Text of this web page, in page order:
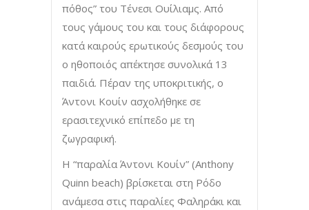
πόθος” του Τένεσι Ουίλιαμς. Από
τους γάμους του και τους διάφορους
κατά καιρούς ερωτικούς δεσμούς του
ο ηθοποιός απέκτησε συνολικά 13
παιδιά. Πέραν της υποκριτικής, ο
Άντονι Κουίν ασχολήθηκε σε
ερασιτεχνικό επίπεδο με τη
ζωγραφική.
Η “παραλία Άντονι Κουίν” (Anthony
Quinn beach) βρίσκεται στη Ρόδο
ανάμεσα στις παραλίες Φαληράκι και